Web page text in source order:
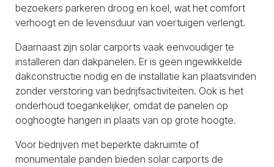
bezoekers parkeren droog en koel, wat het comfort
verhoogt en de levensduur van voertuigen verlengt.
Daarnaast zijn solar carports vaak eenvoudiger te
installeren dan dakpanelen. Er is geen ingewikkelde
dakconstructie nodig en de installatie kan plaatsvinden
zonder verstoring van bedrijfsactiviteiten. Ook is het
onderhoud toegankelijker, omdat de panelen op
ooghoogte hangen in plaats van op grote hoogte.
Voor bedrijven met beperkte dakruimte of
monumentale panden bieden solar carports de